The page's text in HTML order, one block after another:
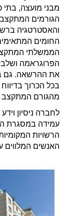
מבני מועצה, בתי
הגורמים
והאסטרטגיה
החומים
הממשלתי
הפרוגראמה
את ההרשאה. גם
בכל הכרוך
מהגורם
לחברה ניסיון
עמידה במסגרת
הרשויות
האנשים